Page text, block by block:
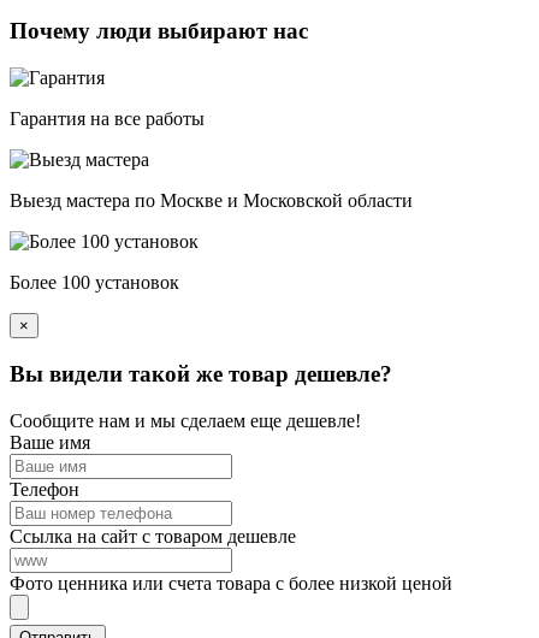
Почему люди выбирают нас
Гарантия на все работы
Выезд мастера по Москве и Московской области
Более 100 установок
×
Вы видели такой же товар дешевле?
Сообщите нам и мы сделаем еще дешевле!
Ваше имя
Телефон
Ссылка на сайт с товаром дешевле
Фото ценника или счета товара с более низкой ценой